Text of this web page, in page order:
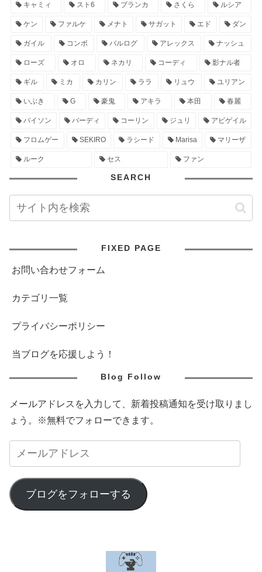
キャミィ スト6 ブランカ さくら ルシア
ケン ファルケ メナト サガット エド ダン
ガイル コンボ バルログ アレックス ナッシュ
ローズ オロ ネカリ コーディ 影ナル者
ギル ミカ カリン ララ リュウ ユリアン
いぶき G 豪鬼 アキラ 本田 春麗
バイソン バーディ コーリン ジュリ アビゲイル
フロムゲー SEKIRO ラシード Marisa マリーザ
ルーク セス ファン
SEARCH
FIXED PAGE
お問い合わせフォーム
カテゴリ一覧
プライバシーポリシー
当ブログを応援しよう！
Blog Follow
メールアドレスを入力して、新着投稿通知を受け取りまし
ょう。※無料でフォローできます。
ブログをフォローする